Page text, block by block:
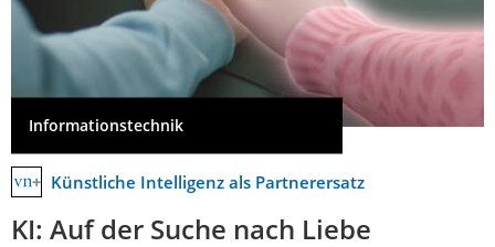
Informationstechnik
Künstliche Intelligenz als Partnerersatz
KI: Auf der Suche nach Liebe